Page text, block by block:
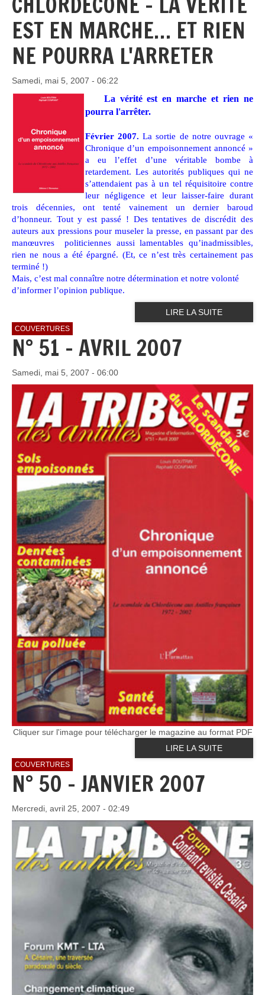
EST EN MARCHE… ET RIEN
NE POURRA L'ARRETER
Samedi, mai 5, 2007 - 06:22
La vérité est en marche et rien ne
pourra l'arrêter.
Février 2007. La sortie de notre ouvrage «
Chronique d’un empoisonnement annoncé »
a eu l’effet d’une véritable bombe à
retardement. Les autorités publiques qui ne
s’attendaient pas à un tel réquisitoire contre
leur négligence et leur laisser-faire durant
trois décennies, ont tenté vainement un dernier baroud
d’honneur. Tout y est passé ! Des tentatives de discrédit des
auteurs aux pressions pour museler la presse, en passant par des
manœuvres politiciennes aussi lamentables qu’inadmissibles,
rien ne nous a été épargné. (Et, ce n’est très certainement pas
terminé !)
Mais, c’est mal connaître notre détermination et notre volonté
d’informer l’opinion publique.
LIRE LA SUITE
COUVERTURES
N° 51 - AVRIL 2007
Samedi, mai 5, 2007 - 06:00
Cliquer sur l'image pour télécharger le magazine au format PDF
LIRE LA SUITE
COUVERTURES
N° 50 - JANVIER 2007
Mercredi, avril 25, 2007 - 02:49